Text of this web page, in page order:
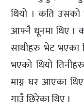
थियो । कति उसको
आफ्नै धूनमा थिए ।
साथीहरु भेट भएका
भएको थियो
माग्न घर आएका थिए
गाउँ छिरेका थिए ।